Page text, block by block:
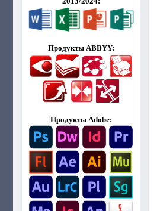
Продукты ABBYY:
Продукты Adobe: